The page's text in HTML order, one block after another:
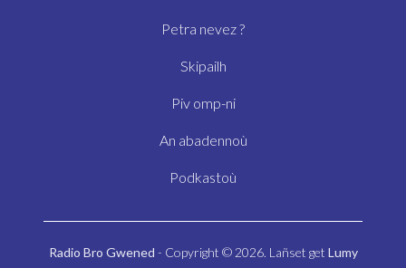
Petra nevez ?
Skipailh
Piv omp-ni
An abadennoù
Podkastoù
Radio Bro Gwened - Copyright © 2026. Lañset get Lumy